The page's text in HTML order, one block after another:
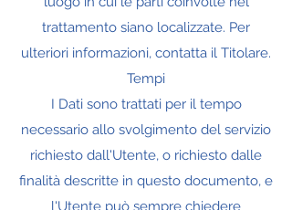
trattamento siano localizzate. Per
ulteriori informazioni, contatta il Titolare.
Tempi
I Dati sono trattati per il tempo
necessario allo svolgimento del servizio
richiesto dall'Utente, o richiesto dalle
finalità descritte in questo documento, e
l'Utente può sempre chiedere